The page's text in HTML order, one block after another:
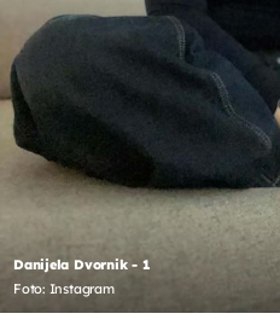
Danijela Dvornik - 1
Foto: Instagram